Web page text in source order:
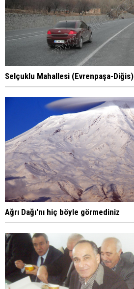
Selçuklu Mahallesi (Evrenpaşa-Diğis)
Ağrı Dağı'nı hiç böyle görmediniz